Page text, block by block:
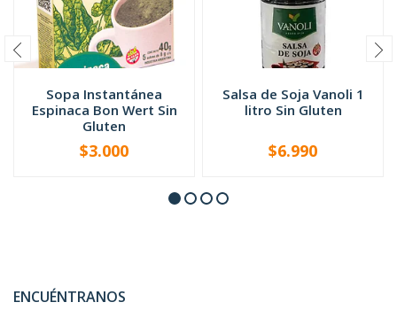
Sopa Instantánea
Espinaca Bon Wert Sin
Gluten
+
$3.000
Salsa de Soja Vanoli 1
litro Sin Gluten
+
$6.990
ENCUÉNTRANOS